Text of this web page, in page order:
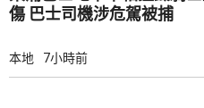
傷 巴士司機涉危駕被捕
本地 7小時前